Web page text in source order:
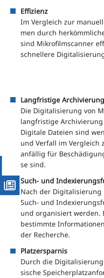
Effi­zi­enz
Im Ver­gleich zur
men durch
sind Mikro­film­scan­ner
schnel­le­re
Lang­fris­ti­ge Archivierung
Die Digi­ta­li­sie­rung von
lang­fris­ti­ge
Digi­ta­le Datei­en sind
und Ver­fall im Ver­gleich
anfäl­lig für
se sind.
Such- und
Nach der
Such- und
und orga­ni­siert wer­den.
bestimm­te
der Recherche.
Platz­erspar­nis
Durch die
si­sche